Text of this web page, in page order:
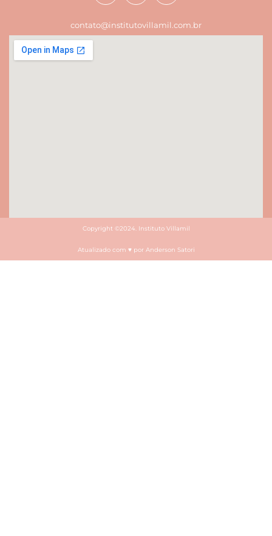
contato@institutovillamil.com.br
Copyright ©2024. Instituto Villamil
Atualizado com ♥ por Anderson Satori